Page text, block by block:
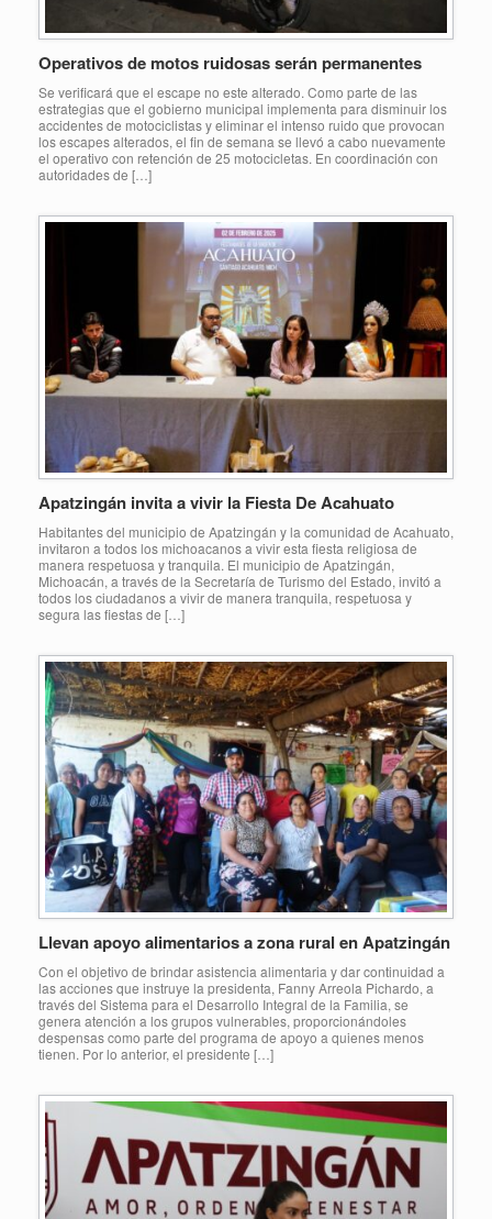
Operativos de motos ruidosas serán permanentes
Se verificará que el escape no este alterado. Como parte de las
estrategias que el gobierno municipal implementa para disminuir los
accidentes de motociclistas y eliminar el intenso ruido que provocan
los escapes alterados, el fin de semana se llevó a cabo nuevamente
el operativo con retención de 25 motocicletas. En coordinación con
autoridades de […]
Apatzingán invita a vivir la Fiesta De Acahuato
Habitantes del municipio de Apatzingán y la comunidad de Acahuato,
invitaron a todos los michoacanos a vivir esta fiesta religiosa de
manera respetuosa y tranquila. El municipio de Apatzingán,
Michoacán, a través de la Secretaría de Turismo del Estado, invitó a
todos los ciudadanos a vivir de manera tranquila, respetuosa y
segura las fiestas de […]
Llevan apoyo alimentarios a zona rural en Apatzingán
Con el objetivo de brindar asistencia alimentaria y dar continuidad a
las acciones que instruye la presidenta, Fanny Arreola Pichardo, a
través del Sistema para el Desarrollo Integral de la Familia, se
genera atención a los grupos vulnerables, proporcionándoles
despensas como parte del programa de apoyo a quienes menos
tienen. Por lo anterior, el presidente […]